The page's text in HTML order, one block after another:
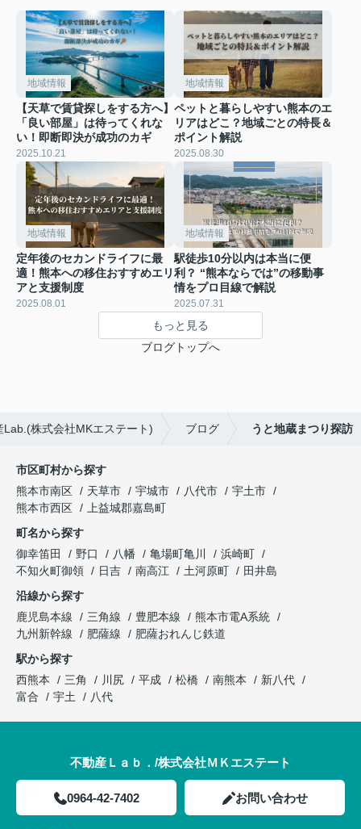
地域情報
【天草で賃貸探しをする方へ】
「良い部屋」は待ってくれな
い！即断即決が成功のカギ
2025.10.21
地域情報
ペットと暮らしやすい熊本のエ
リアはどこ？地域ごとの特長＆
ポイント解説
2025.08.30
地域情報
定年後のセカンドライフに最
適！熊本への移住おすすめエリ
アと支援制度
2025.08.01
地域情報
駅徒歩10分以内は本当に便
利？ “熊本ならでは”の移動事
情をプロ目線で解説
2025.07.31
もっと見る
ブログトップへ
株式会社MKエステート) ブログ うと地蔵まつり探訪
市区町村から探す
熊本市南区
天草市 宇城市 八代市
宇土市
熊本市西区
上益城郡嘉島町
町名から探す
御幸笛田
野口 八幡 亀場町亀川
浜崎町
不知火町御領
日吉 南高江 土河原町
田井島
沿線から探す
鹿児島本線
三角線 豊肥本線
熊本市電A系統
九州新幹線
肥薩線
肥薩おれんじ鉄道
駅から探す
西熊本
三角 川尻 平成 松橋 南熊本
新八代
富合
宇土 八代
不動産Ｌａｂ．/株式会社ＭＫエステート
0964-42-7402 お問い合わせ